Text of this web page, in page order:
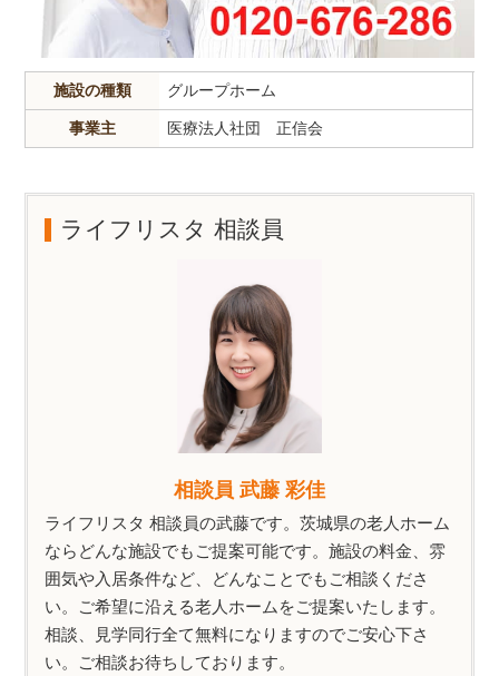
施設の種類 グループホーム
事業主 医療法人社団 正信会
ライフリスタ 相談員
相談員 武藤 彩佳
ライフリスタ 相談員の武藤です。茨城県の老人ホーム
ならどんな施設でもご提案可能です。施設の料金、雰
囲気や入居条件など、どんなことでもご相談くださ
い。ご希望に沿える老人ホームをご提案いたします。
相談、見学同行全て無料になりますのでご安心下さ
い。ご相談お待ちしております。